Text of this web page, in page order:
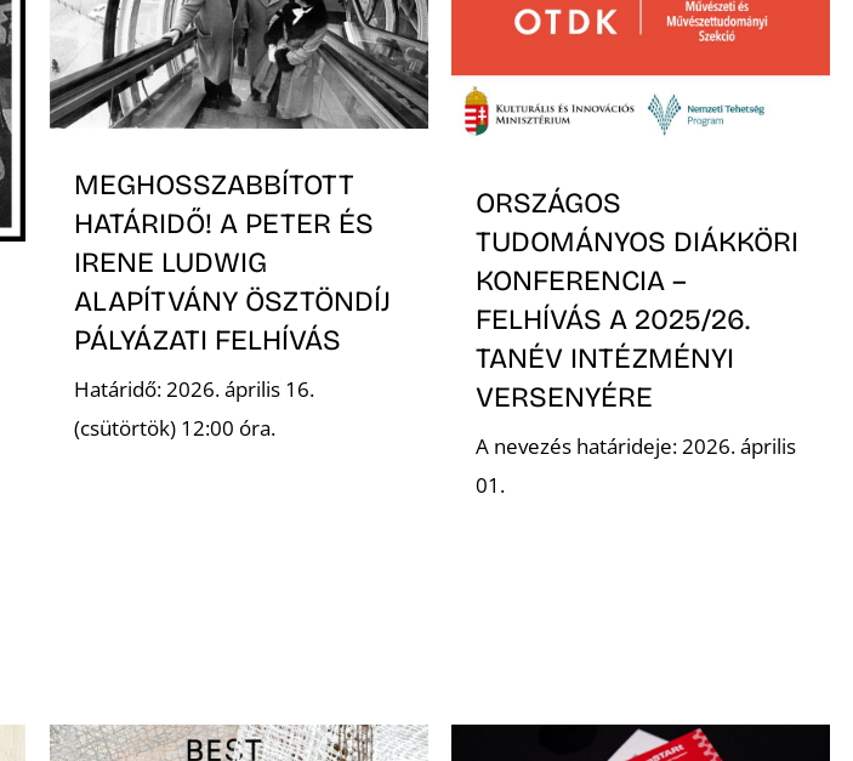
MEGHOSSZABBÍTOTT
HATÁRIDŐ! A PETER ÉS
IRENE LUDWIG
ALAPÍTVÁNY ÖSZTÖNDÍJ
PÁLYÁZATI FELHÍVÁS
Határidő: 2026. április 16.
(csütörtök) 12:00 óra.
ORSZÁGOS
TUDOMÁNYOS DIÁKKÖRI
KONFERENCIA –
FELHÍVÁS A 2025/26.
TANÉV INTÉZMÉNYI
VERSENYÉRE
A nevezés határideje: 2026. április
01.